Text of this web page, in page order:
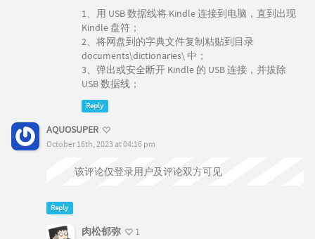
1、用 USB 数据线将 Kindle 连接到电脑，直到出现
Kindle 盘符；
2、将网盘到的字典文件复制粘贴到目录
documents\dictionaries\ 中；
3、弹出或安全断开 Kindle 的 USB 连接，并拔除
USB 数据线；
Reply
AQUOSUPER
October 16th, 2023 at 04:16 pm
该评论仅登录用户及评论双方可见
Reply
肉松郁弥 1